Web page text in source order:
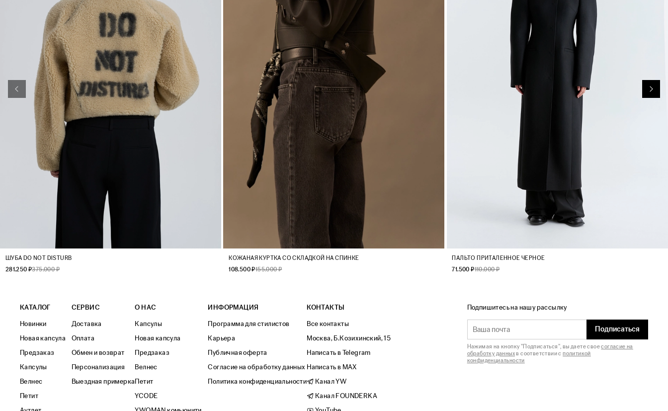
ШУБА DO NOT DISTURB
281.250 ₽375.000 ₽
L
КОЖАНАЯ КУРТКА СО СКЛАДКОЙ НА СПИНКЕ
108.500 ₽155.000 ₽
ПАЛЬТО ПРИТАЛЕННОЕ ЧЕРНОЕ
71.500 ₽110.000 ₽
КАТАЛОГ
Новинки
Новая капсула
Предзаказ
Капсулы
Велнес
Петит
СЕРВИС
Доставка
Оплата
Обмен и возврат
Персонализация
Выездная примерка
О НАС
Капсулы
Новая капсула
Предзаказ
Велнес
Петит
YCODE
ИНФОРМАЦИЯ
Программа для стилистов
Карьера
Публичная оферта
Согласие на обработку данных
Политика конфиденциальности
КОНТАКТЫ
Все контакты
Москва, Б.Козихинский, 15
Написать в Telegram
Написать в MAX
Канал YW
Канал FOUNDERKA
Подпишитесь на нашу рассылку
Подписаться
Нажимая на кнопку "Подписаться", вы даете своесогласие на
обработку данныхв соответствии сполитикой
конфиденциальности